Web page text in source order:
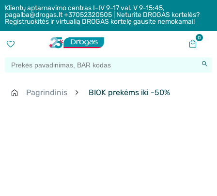
Klientų aptarnavimo centras I-IV 9-17 val. V 9-15:45,
pagalba@drogas.lt +37052320505 | Neturite DROGAS kortelės?
Registruokitės ir virtualią DROGAS kortelę gausite nemokamai!
0
Pagrindinis BIOK prekėms iki -50%